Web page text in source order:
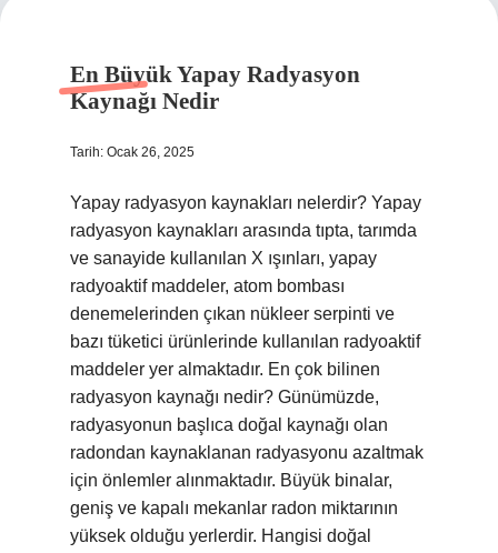
En Büyük Yapay Radyasyon
Kaynağı Nedir
Tarih: Ocak 26, 2025
Yapay radyasyon kaynakları nelerdir? Yapay
radyasyon kaynakları arasında tıpta, tarımda
ve sanayide kullanılan X ışınları, yapay
radyoaktif maddeler, atom bombası
denemelerinden çıkan nükleer serpinti ve
bazı tüketici ürünlerinde kullanılan radyoaktif
maddeler yer almaktadır. En çok bilinen
radyasyon kaynağı nedir? Günümüzde,
radyasyonun başlıca doğal kaynağı olan
radondan kaynaklanan radyasyonu azaltmak
için önlemler alınmaktadır. Büyük binalar,
geniş ve kapalı mekanlar radon miktarının
yüksek olduğu yerlerdir. Hangisi doğal